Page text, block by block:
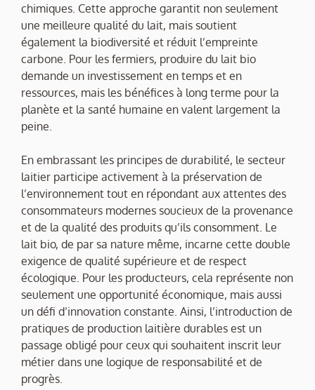
chimiques. Cette approche garantit non seulement
une meilleure qualité du lait, mais soutient
également la biodiversité et réduit l’empreinte
carbone. Pour les fermiers, produire du lait bio
demande un investissement en temps et en
ressources, mais les bénéfices à long terme pour la
planète et la santé humaine en valent largement la
peine.
En embrassant les principes de durabilité, le secteur
laitier participe activement à la préservation de
l’environnement tout en répondant aux attentes des
consommateurs modernes soucieux de la provenance
et de la qualité des produits qu’ils consomment. Le
lait bio, de par sa nature même, incarne cette double
exigence de qualité supérieure et de respect
écologique. Pour les producteurs, cela représente non
seulement une opportunité économique, mais aussi
un défi d’innovation constante. Ainsi, l’introduction de
pratiques de production laitière durables est un
passage obligé pour ceux qui souhaitent inscrit leur
métier dans une logique de responsabilité et de
progrès.